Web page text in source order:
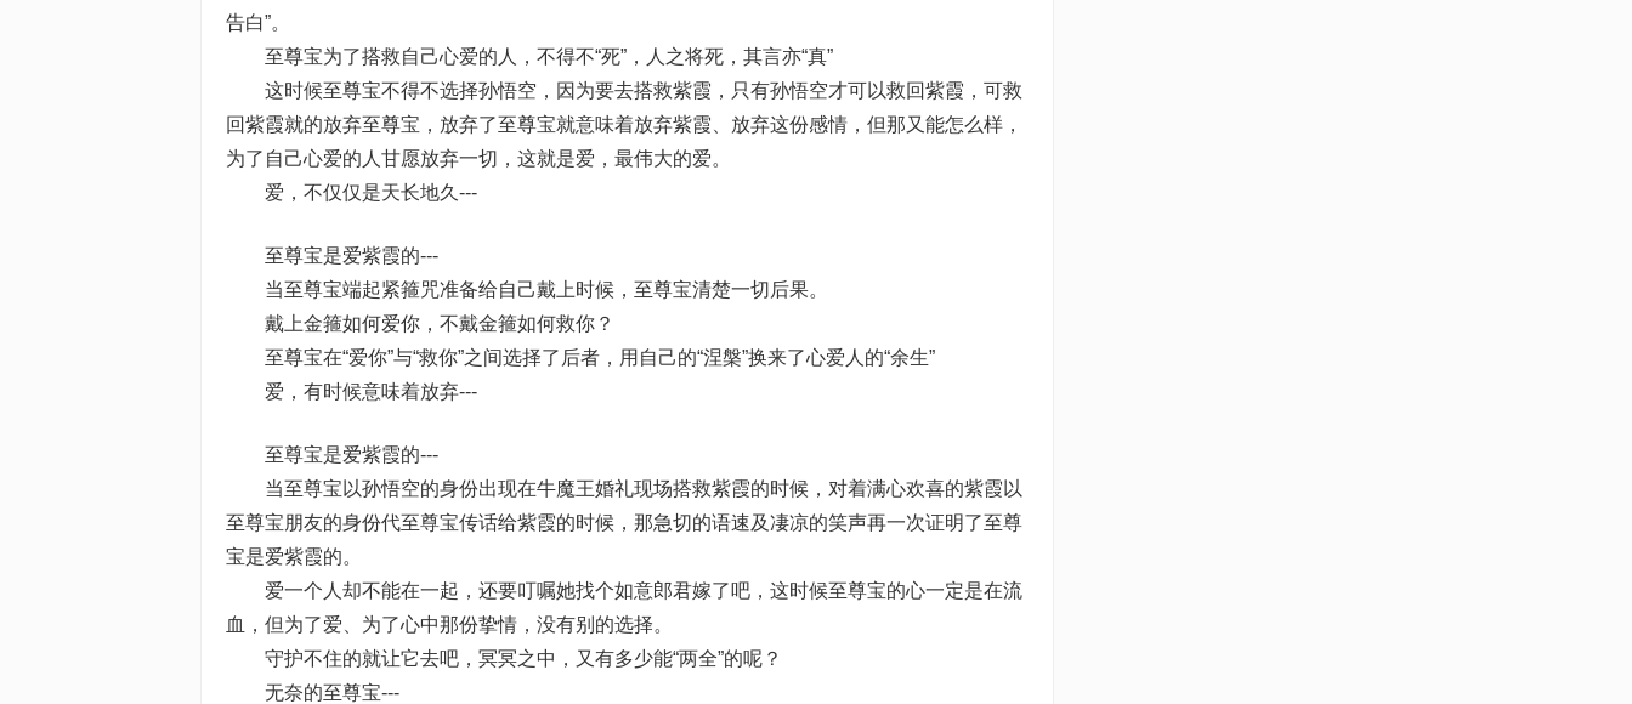
告白”。
至尊宝为了搭救自己心爱的人，不得不“死”，人之将死，其言亦“真”
这时候至尊宝不得不选择孙悟空，因为要去搭救紫霞，只有孙悟空才可以救回紫霞，可救
回紫霞就的放弃至尊宝，放弃了至尊宝就意味着放弃紫霞、放弃这份感情，但那又能怎么样，
为了自己心爱的人甘愿放弃一切，这就是爱，最伟大的爱。
爱，不仅仅是天长地久---
至尊宝是爱紫霞的---
当至尊宝端起紧箍咒准备给自己戴上时候，至尊宝清楚一切后果。
戴上金箍如何爱你，不戴金箍如何救你？
至尊宝在“爱你”与“救你”之间选择了后者，用自己的“涅槃”换来了心爱人的“余生”
爱，有时候意味着放弃---
至尊宝是爱紫霞的---
当至尊宝以孙悟空的身份出现在牛魔王婚礼现场搭救紫霞的时候，对着满心欢喜的紫霞以
至尊宝朋友的身份代至尊宝传话给紫霞的时候，那急切的语速及凄凉的笑声再一次证明了至尊
宝是爱紫霞的。
爱一个人却不能在一起，还要叮嘱她找个如意郎君嫁了吧，这时候至尊宝的心一定是在流
血，但为了爱、为了心中那份挚情，没有别的选择。
守护不住的就让它去吧，冥冥之中，又有多少能“两全”的呢？
无奈的至尊宝---